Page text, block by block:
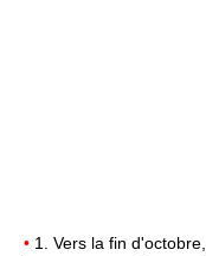
• 1. Vers la fin